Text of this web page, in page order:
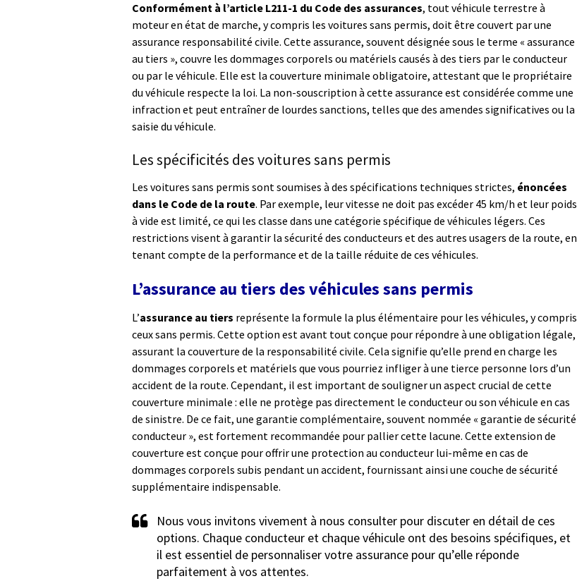
Conformément à l’article L211-1 du Code des assurances, tout véhicule terrestre à
moteur en état de marche, y compris les voitures sans permis, doit être couvert par une
assurance responsabilité civile. Cette assurance, souvent désignée sous le terme « assurance
au tiers », couvre les dommages corporels ou matériels causés à des tiers par le conducteur
ou par le véhicule. Elle est la couverture minimale obligatoire, attestant que le propriétaire
du véhicule respecte la loi. La non-souscription à cette assurance est considérée comme une
infraction et peut entraîner de lourdes sanctions, telles que des amendes significatives ou la
saisie du véhicule.
Les spécificités des voitures sans permis
Les voitures sans permis sont soumises à des spécifications techniques strictes, énoncées
dans le Code de la route. Par exemple, leur vitesse ne doit pas excéder 45 km/h et leur poids
à vide est limité, ce qui les classe dans une catégorie spécifique de véhicules légers. Ces
restrictions visent à garantir la sécurité des conducteurs et des autres usagers de la route, en
tenant compte de la performance et de la taille réduite de ces véhicules.
L’assurance au tiers des véhicules sans permis
L’assurance au tiers représente la formule la plus élémentaire pour les véhicules, y compris
ceux sans permis. Cette option est avant tout conçue pour répondre à une obligation légale,
assurant la couverture de la responsabilité civile. Cela signifie qu’elle prend en charge les
dommages corporels et matériels que vous pourriez infliger à une tierce personne lors d’un
accident de la route. Cependant, il est important de souligner un aspect crucial de cette
couverture minimale : elle ne protège pas directement le conducteur ou son véhicule en cas
de sinistre. De ce fait, une garantie complémentaire, souvent nommée « garantie de sécurité
conducteur », est fortement recommandée pour pallier cette lacune. Cette extension de
couverture est conçue pour offrir une protection au conducteur lui-même en cas de
dommages corporels subis pendant un accident, fournissant ainsi une couche de sécurité
supplémentaire indispensable.
Nous vous invitons vivement à nous consulter pour discuter en détail de ces
options. Chaque conducteur et chaque véhicule ont des besoins spécifiques, et
il est essentiel de personnaliser votre assurance pour qu’elle réponde
parfaitement à vos attentes.